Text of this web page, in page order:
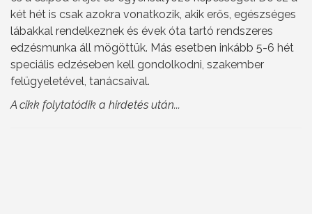
két hét is csak azokra vonatkozik, akik erős, egészséges
lábakkal rendelkeznek és évek óta tartó rendszeres
edzésmunka áll mögöttük. Más esetben inkább 5-6 hét
speciális edzéseben kell gondolkodni, szakember
felügyeletével, tanácsaival.
A cikk folytatódik a hirdetés után...